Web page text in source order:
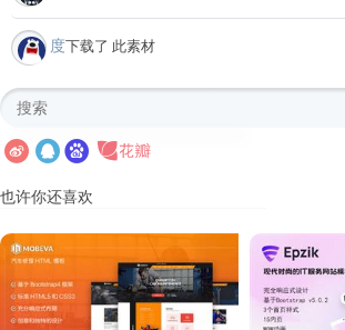
度下载了 此素材
也许你还喜欢